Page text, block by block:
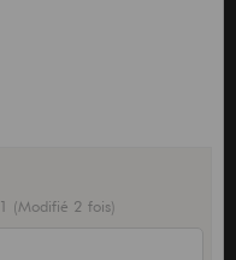
(Modifié 2 fois)